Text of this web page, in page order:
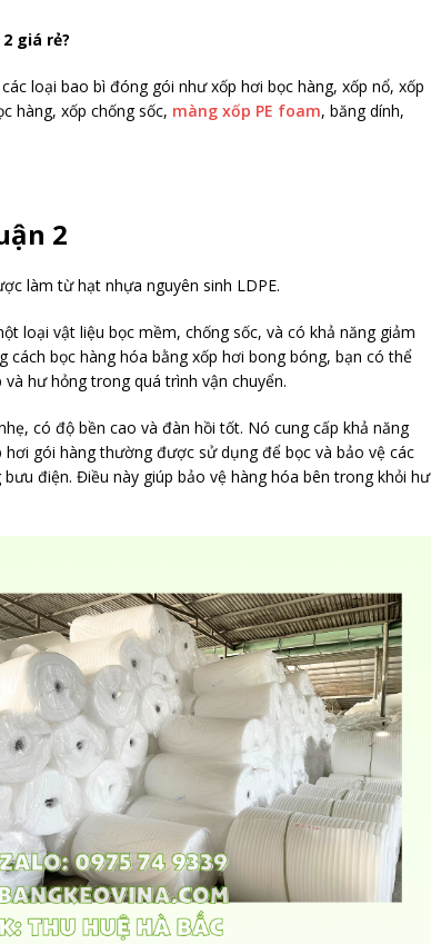
giá rẻ?
loại bao bì đóng gói như xốp hơi bọc hàng, xốp nổ, xốp
hàng, xốp chống sốc, màng xốp PE foam, băng dính,
2
làm từ hạt nhựa nguyên sinh LDPE.
loại vật liệu bọc mềm, chống sốc, và có khả năng giảm
bọc hàng hóa bằng xốp hơi bong bóng, bạn có thể
hư hỏng trong quá trình vận chuyển.
có độ bền cao và đàn hồi tốt. Nó cung cấp khả năng
hơi gói hàng thường được sử dụng để bọc và bảo vệ các
điện. Điều này giúp bảo vệ hàng hóa bên trong khỏi hư